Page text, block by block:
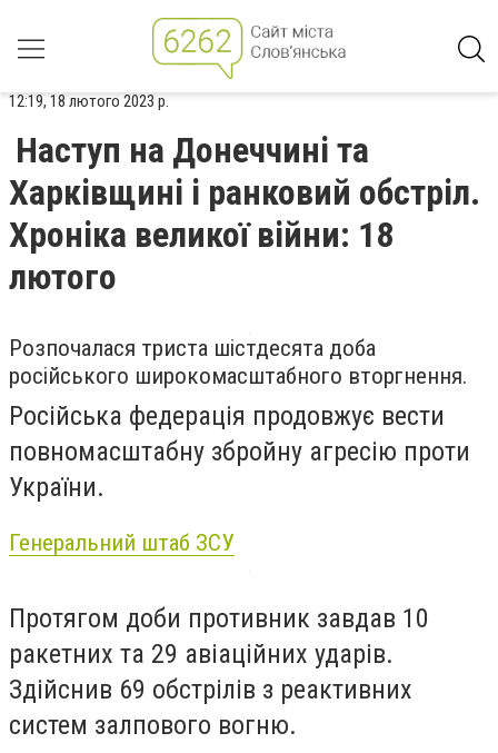
12:19, 18 лютого 2023 р.
Наступ на Донеччині та
Харківщині і ранковий обстріл.
Хроніка великої війни: 18
лютого
Розпочалася триста шістдесята доба
російського широкомасштабного вторгнення.
Російська федерація продовжує вести
повномасштабну збройну агресію проти
України.
Генеральний штаб ЗСУ
Протягом доби противник завдав 10
ракетних та 29 авіаційних ударів.
Здійснив 69 обстрілів з реактивних
систем залпового вогню.